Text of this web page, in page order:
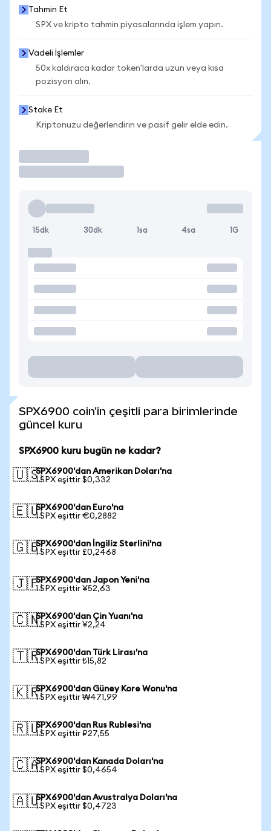
Tahmin Et
SPX ve kripto tahmin piyasalarında işlem yapın.
Vadeli İşlemler
50x kaldıraca kadar token'larda uzun veya kısa
pozisyon alın.
Stake Et
Kriptonuzu değerlendirin ve pasif gelir elde edin.
15dk 30dk 1sa 4sa 1G
SPX6900 coin'in çeşitli para birimlerinde
güncel kuru
SPX6900 kuru bugün ne kadar?
🇺🇸SPX6900'dan Amerikan Doları'na
1 SPX eşittir $0,332
🇪🇺SPX6900'dan Euro'na
1 SPX eşittir €0,2882
🇬🇧SPX6900'dan İngiliz Sterlini'na
1 SPX eşittir £0,2468
🇯🇵SPX6900'dan Japon Yeni'na
1 SPX eşittir ¥52,63
🇨🇳SPX6900'dan Çin Yuanı'na
1 SPX eşittir ¥2,24
🇹🇷SPX6900'dan Türk Lirası'na
1 SPX eşittir ₺15,82
🇰🇷SPX6900'dan Güney Kore Wonu'na
1 SPX eşittir ₩471,99
🇷🇺SPX6900'dan Rus Rublesi'na
1 SPX eşittir ₽27,55
🇨🇦SPX6900'dan Kanada Doları'na
1 SPX eşittir $0,4654
🇦🇺SPX6900'dan Avustralya Doları'na
1 SPX eşittir $0,4723